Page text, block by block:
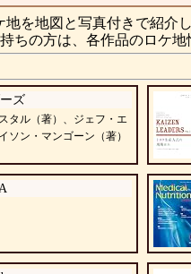
を地図と写真付きで紹介し
の方は、各作品のロケ地
ズ
タル（著）、ジェフ・エ
ソン・マンゴーン（著）